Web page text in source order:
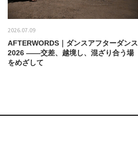
2026.07.09
AFTERWORDS｜ダンスアフターダンス
2026 ——交差、越境し、混ざり合う場
をめざして